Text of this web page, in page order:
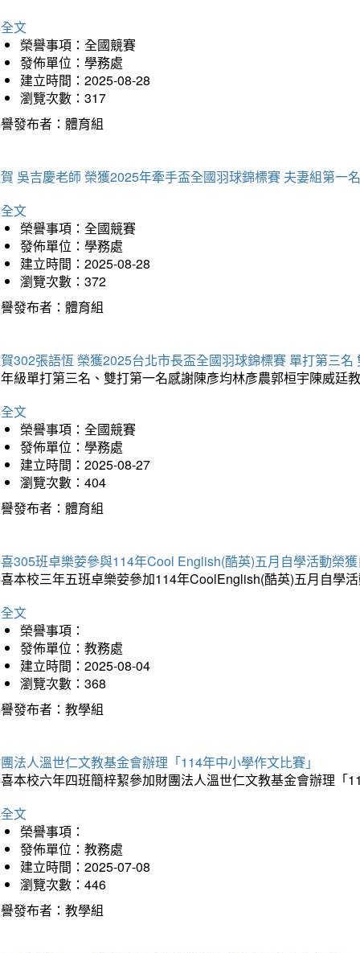
文
榮譽事項：全國競賽
發佈單位：學務處
建立時間：2025-08-28
瀏覽次數：317
發布者：體育組
吳吉慶老師 榮獲2025年牽手盃全國羽球錦標賽 夫妻組第一名
文
榮譽事項：全國競賽
發佈單位：學務處
建立時間：2025-08-28
瀏覽次數：372
發布者：體育組
302張語恆 榮獲2025台北市長盃全國羽球錦標賽 單打第三名
級單打第三名、雙打第一名感謝陳彥均林彥農郭桓宇陳威廷
文
榮譽事項：全國競賽
發佈單位：學務處
建立時間：2025-08-27
瀏覽次數：404
發布者：體育組
305班卓樂荌參與114年Cool English(酷英)五月自學活動榮
本校三年五班卓樂荌參加114年CoolEnglish(酷英)五月自學
文
榮譽事項：
發佈單位：教務處
建立時間：2025-08-04
瀏覽次數：368
發布者：教學組
法人溫世仁文教基金會辦理「114年中小學作文比賽」
本校六年四班簡梓絜參加財團法人溫世仁文教基金會辦理「
文
榮譽事項：
發佈單位：教務處
建立時間：2025-07-08
瀏覽次數：446
發布者：教學組